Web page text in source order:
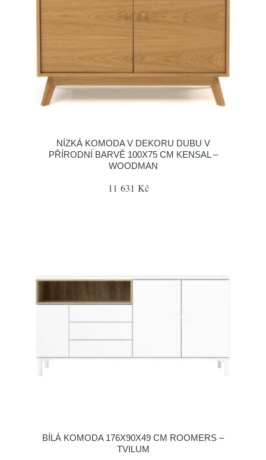
NÍZKÁ KOMODA V DEKORU DUBU V
PŘÍRODNÍ BARVĚ 100X75 CM KENSAL –
WOODMAN
11 631 Kč
BÍLÁ KOMODA 176X90X49 CM ROOMERS –
TVILUM